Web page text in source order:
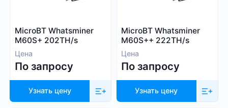
SHA-256
Scrypt
Kadena
Eaglesong
Ethash
MicroBT Whatsminer
M60S+ 202TH/s
Цена
По запросу
Узнать цену
MicroBT Whatsminer
M60S++ 222TH/s
Цена
По запросу
Узнать цену